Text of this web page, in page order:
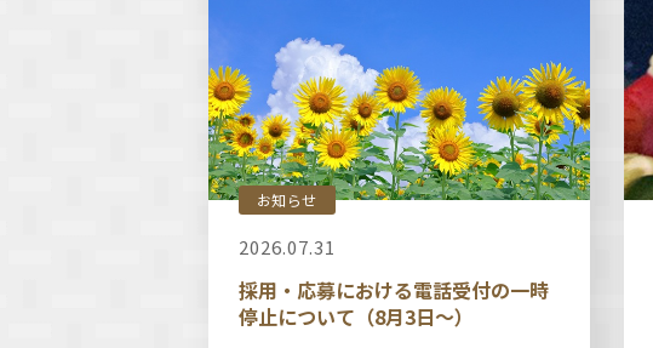
お知らせ
2026.07.31
採用・応募における電話受付の一時
停止について（8月3日～）